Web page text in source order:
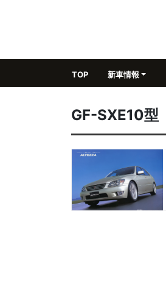
TOP 新車情報
GF-SXE10型